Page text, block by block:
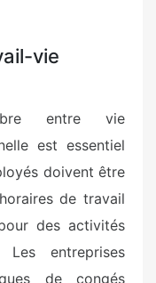
vie
entre vie
est essentiel
doivent être
de travail
des activités
Les entreprises
de congés